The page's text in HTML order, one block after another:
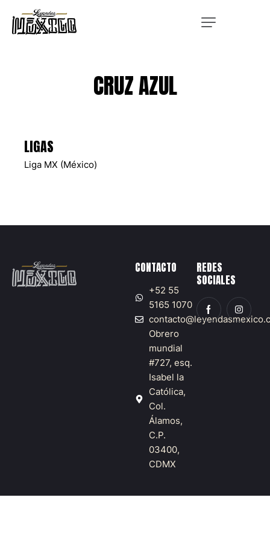
CRUZ AZUL
LIGAS
Liga MX (México)
CONTACTO
+52 55
5165 1070
Obrero
mundial
#727, esq.
Isabel la
Católica,
Col.
Álamos,
C.P.
03400,
CDMX
REDES
SOCIALES